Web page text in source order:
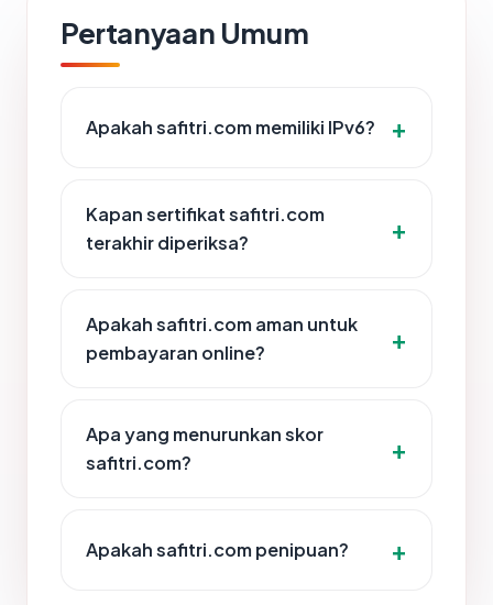
Pertanyaan Umum
Apakah safitri.com memiliki IPv6?
Kapan sertifikat safitri.com
terakhir diperiksa?
Apakah safitri.com aman untuk
pembayaran online?
Apa yang menurunkan skor
safitri.com?
Apakah safitri.com penipuan?